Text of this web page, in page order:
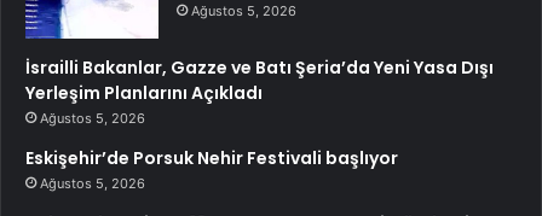
Ağustos 5, 2026
İsrailli Bakanlar, Gazze ve Batı Şeria’da Yeni Yasa Dışı
Yerleşim Planlarını Açıkladı
Ağustos 5, 2026
Eskişehir’de Porsuk Nehir Festivali başlıyor
Ağustos 5, 2026